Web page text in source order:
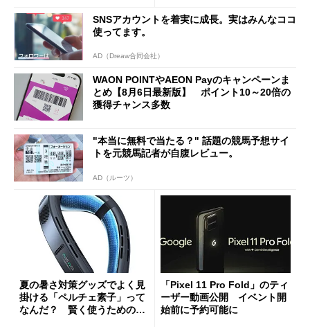
SNSアカウントを着実に成長。実はみんなココ
使ってます。
AD（Dreaw合同会社）
WAON POINTやAEON Payのキャンペーンま
とめ【8月6日最新版】 ポイント10～20倍の
獲得チャンス多数
"本当に無料で当たる？" 話題の競馬予想サイ
トを元競馬記者が自腹レビュー。
AD（ルーツ）
夏の暑さ対策グッズでよく見
掛ける「ペルチェ素子」って
なんだ？ 賢く使うための注
「Pixel 11 Pro Fold」のティ
ーザー動画公開 イベント開
始前に予約可能に